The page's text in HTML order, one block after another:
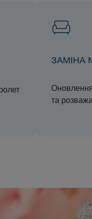
ЗАМІНА
Оновлення
та